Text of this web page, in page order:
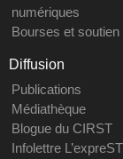
numériques
Bourses et soutien
Diffusion
Publications
Médiathèque
Blogue du CIRST
Infolettre L’expreST